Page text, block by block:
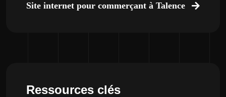
Site internet pour commerçant à Talence
Ressources clés